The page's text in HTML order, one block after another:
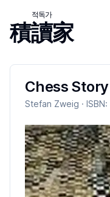
積讀家
적독가
Chess Story
Stefan Zweig · ISBN: